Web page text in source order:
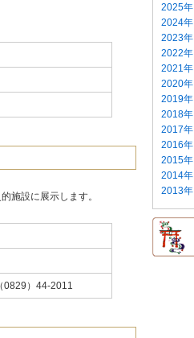
施設に展示します。
0829）44-2011
2025年
2024年
2023年
2022年
2021年
2020年
2019年
2018年
2017年
2016年
2015年
2014年
2013年